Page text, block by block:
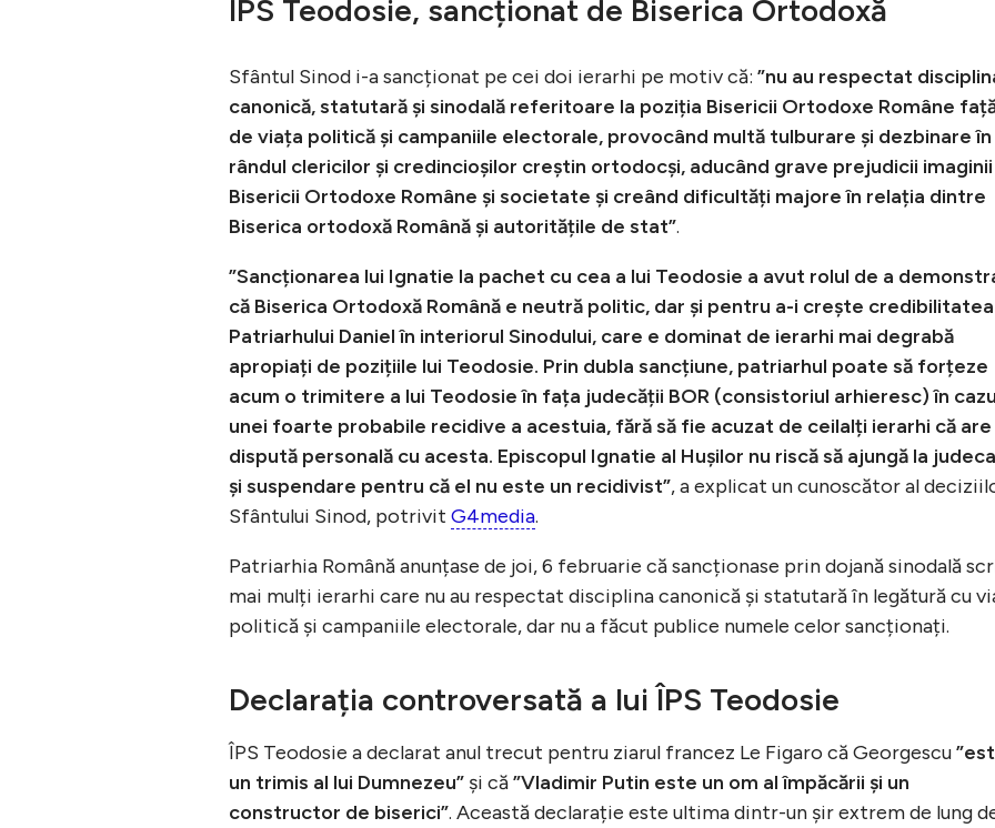
IPS Teodosie, sancționat de Biserica Ortodoxă
Sfântul Sinod i-a sancționat pe cei doi ierarhi pe motiv că: ”nu au respectat
canonică, statutară și sinodală referitoare la poziția Bisericii Ortodoxe Române
de viața politică și campaniile electorale, provocând multă tulburare și dezbinare în
rândul clericilor și credincioșilor creștin ortodocși, aducând grave prejudicii imaginii
Bisericii Ortodoxe Române și societate și creând dificultăți majore în relația dintre
Biserica ortodoxă Română și autoritățile de stat”.
”Sancționarea lui Ignatie la pachet cu cea a lui Teodosie a avut rolul de a
că Biserica Ortodoxă Română e neutră politic, dar și pentru a-i crește credibilitatea
Patriarhului Daniel în interiorul Sinodului, care e dominat de ierarhi mai degrabă
apropiați de pozițiile lui Teodosie. Prin dubla sancțiune, patriarhul poate să forțeze
acum o trimitere a lui Teodosie în fața judecății BOR (consistoriul arhieresc) în
unei foarte probabile recidive a acestuia, fără să fie acuzat de ceilalți ierarhi că are
dispută personală cu acesta. Episcopul Ignatie al Hușilor nu riscă să ajungă la
și suspendare pentru că el nu este un recidivist”, a explicat un cunoscător al
Sfântului Sinod, potrivit G4media.
Patriarhia Română anunțase de joi, 6 februarie că sancționase prin dojană sinodală
mai mulți ierarhi care nu au respectat disciplina canonică și statutară în legătură cu
politică și campaniile electorale, dar nu a făcut publice numele celor sancționați.
Declarația controversată a lui ÎPS Teodosie
ÎPS Teodosie a declarat anul trecut pentru ziarul francez Le Figaro că Georgescu
un trimis al lui Dumnezeu” și că”Vladimir Putin este un om al împăcării și un
constructor de biserici”. Această declarație este ultima dintr-un șir extrem de lung